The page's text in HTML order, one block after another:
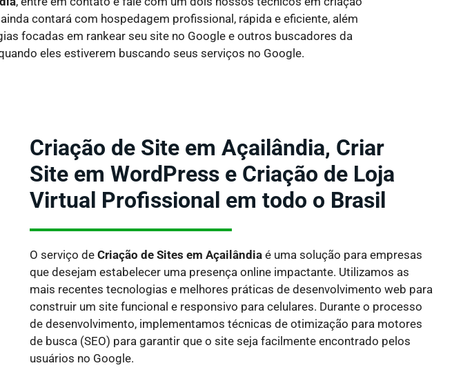
contará com hospedagem profissional, rápida e eficiente, além
focadas em rankear seu site no Google e outros buscadores da
eles estiverem buscando seus serviços no Google.
Criação de Site em Açailândia, Criar
Site em WordPress e Criação de Loja
Virtual Profissional em todo o Brasil
O serviço de Criação de Sites em Açailândiaé uma solução para empresas
que desejam estabelecer uma presença online impactante. Utilizamos as
mais recentes tecnologias e melhores práticas de desenvolvimento web para
construir um site funcional e responsivo para celulares. Durante o processo
de desenvolvimento, implementamos técnicas de otimização para motores
de busca (SEO) para garantir que o site seja facilmente encontrado pelos
usuários no Google.